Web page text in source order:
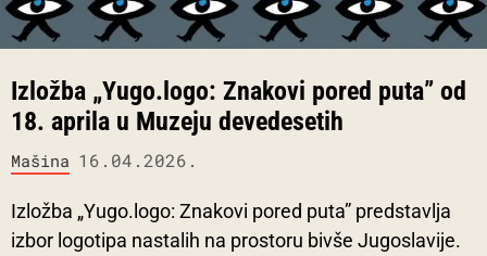
Izložba „Yugo.logo: Znakovi pored puta” od
18. aprila u Muzeju devedesetih
Mašina 16.04.2026.
Izložba „Yugo.logo: Znakovi pored puta” predstavlja
izbor logotipa nastalih na prostoru bivše Jugoslavije.